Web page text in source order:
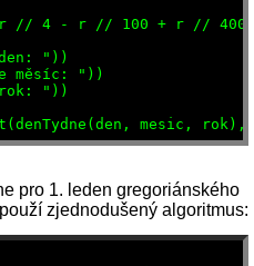
// 4 - r // 100 + r // 400
"))
měsíc: "))
"))
pro 1. leden gregoriánského
zjednodušený algoritmus: